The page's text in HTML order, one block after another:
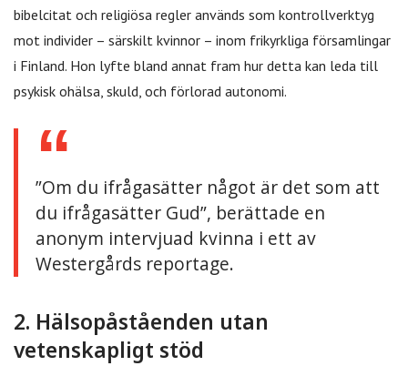
bibelcitat och religiösa regler används som kontrollverktyg
mot individer – särskilt kvinnor – inom frikyrkliga församlingar
i Finland. Hon lyfte bland annat fram hur detta kan leda till
psykisk ohälsa, skuld, och förlorad autonomi.
”Om du ifrågasätter något är det som att
du ifrågasätter Gud”, berättade en
anonym intervjuad kvinna i ett av
Westergårds reportage.
2. Hälsopåståenden utan
vetenskapligt stöd